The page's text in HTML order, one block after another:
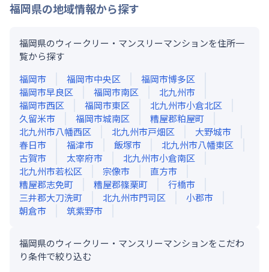
福岡県の地域情報から探す
福岡県のウィークリー・マンスリーマンションを住所一
覧から探す
福岡市
福岡市中央区
福岡市博多区
福岡市早良区
福岡市南区
北九州市
福岡市西区
福岡市東区
北九州市小倉北区
久留米市
福岡市城南区
糟屋郡粕屋町
北九州市八幡西区
北九州市戸畑区
大野城市
春日市
福津市 飯塚市
北九州市八幡東区
古賀市
太宰府市
北九州市小倉南区
北九州市若松区
宗像市
直方市
糟屋郡志免町
糟屋郡篠栗町
行橋市
三井郡大刀洗町
北九州市門司区
小郡市
朝倉市
筑紫野市
福岡県のウィークリー・マンスリーマンションをこだわ
り条件で絞り込む